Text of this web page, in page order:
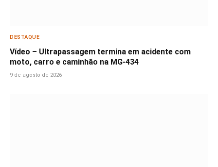
DESTAQUE
Vídeo – Ultrapassagem termina em acidente com
moto, carro e caminhão na MG-434
9 de agosto de 2026